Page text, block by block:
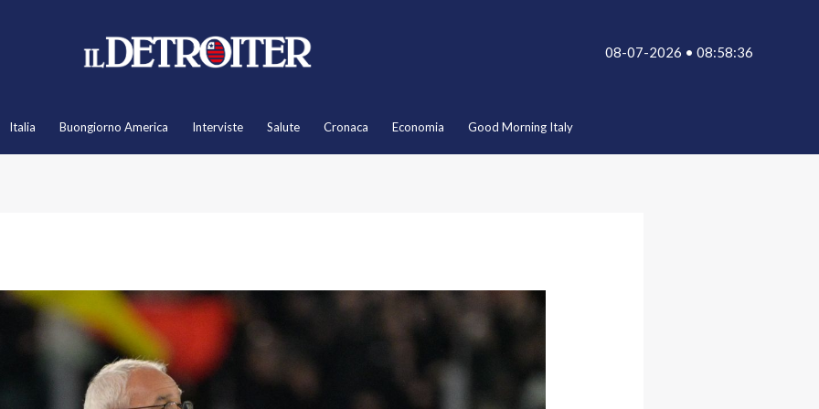
08-07-2026 • 08:58:36
Italia Buongiorno America Interviste Salute Cronaca Economia Good Morning Italy